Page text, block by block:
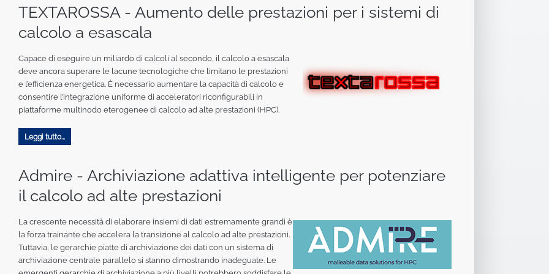
TEXTAROSSA - Aumento delle prestazioni per i sistemi di
calcolo a esascala
Capace di eseguire un miliardo di calcoli al secondo, il calcolo a esascala
deve ancora superare le lacune tecnologiche che limitano le prestazioni
e l’efficienza energetica. È necessario aumentare la capacità di calcolo e
consentire l’integrazione uniforme di acceleratori riconfigurabili in
piattaforme multinodo eterogenee di calcolo ad alte prestazioni (HPC).
Leggi tutto...
Admire - Archiviazione adattiva intelligente per potenziare
il calcolo ad alte prestazioni
La crescente necessità di elaborare insiemi di dati estremamente grandi è
la forza trainante che accelera la transizione al calcolo ad alte prestazioni.
Tuttavia, le gerarchie piatte di archiviazione dei dati con un sistema di
archiviazione centrale parallelo si stanno dimostrando inadeguate. Le